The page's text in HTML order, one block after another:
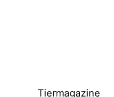
Tiermagazine